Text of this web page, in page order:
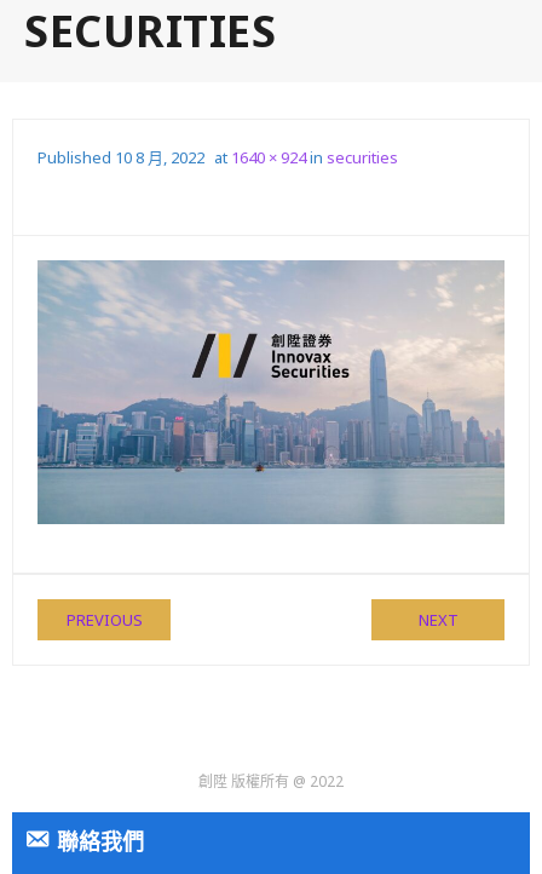
SECURITIES
Published 10 8 月, 2022 at 1640 × 924in securities
PREVIOUS NEXT
創陞 版權所有 @ 2022
聯絡我們